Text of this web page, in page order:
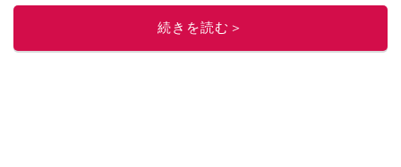
ニュースでフォローしてください！
このイチオシストの他の記事を読む
続きを読む＞